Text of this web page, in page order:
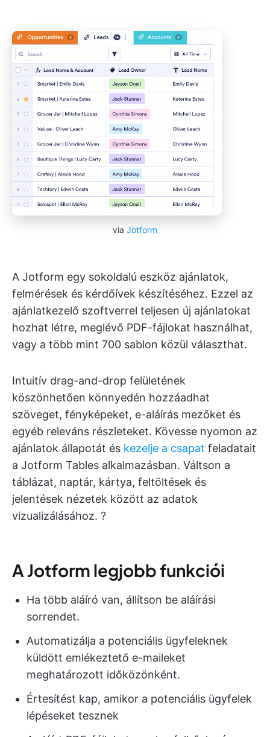
via Jotform
A Jotform egy sokoldalú eszköz ajánlatok,
felmérések és kérdőívek készítéséhez. Ezzel az
ajánlatkezelő szoftverrel teljesen új ajánlatokat
hozhat létre, meglévő PDF-fájlokat használhat,
vagy a több mint 700 sablon közül választhat.
Intuitív drag-and-drop felületének
köszönhetően könnyedén hozzáadhat
szöveget, fényképeket, e-aláírás mezőket és
egyéb releváns részleteket. Kövesse nyomon az
ajánlatok állapotát és kezelje a csapat feladatait
a Jotform Tables alkalmazásban. Váltson a
táblázat, naptár, kártya, feltöltések és
jelentések nézetek között az adatok
vizualizálásához. ?
A Jotform legjobb funkciói
Ha több aláíró van, állítson be aláírási
sorrendet.
Automatizálja a potenciális ügyfeleknek
küldött emlékeztető e-maileket
meghatározott időközönként.
Értesítést kap, amikor a potenciális ügyfelek
lépéseket tesznek